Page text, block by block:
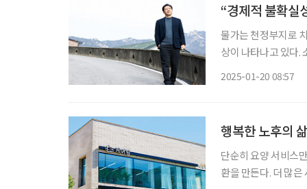
“경제적 불확실
물가는 천정부지로
상이 나타나고 있다.
2025-01-20 08:57
행복한 노후의
단순히 요양 서비스만
환을 만든다. 더 많